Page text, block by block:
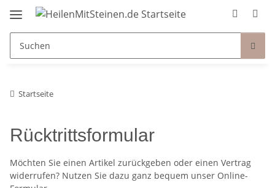
Startseite
Rücktrittsformular
Möchten Sie einen Artikel zurückgeben oder einen Vertrag
widerrufen? Nutzen Sie dazu ganz bequem unser Online-